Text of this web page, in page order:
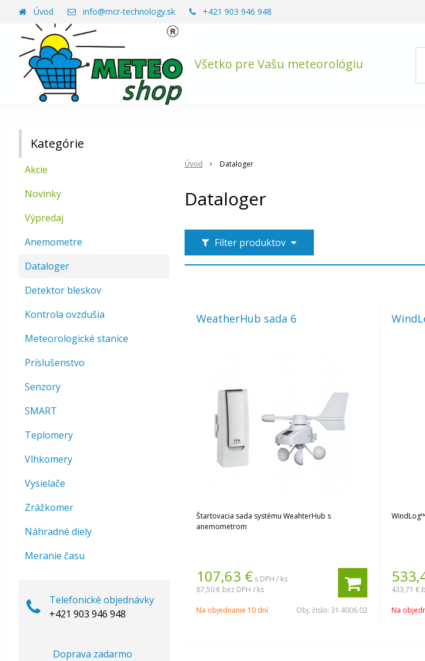
Všetko pre Vašu meteorológiu
Úvod info@mcr-technology.sk +421 903 946 948
Úvod Dataloger
Dataloger
Filter produktov
WeatherHub sada 6
Štartovacia sada systému WeahterHub s
anemometrom
107,63 € s DPH / ks
87,50 € bez DPH / ks
Na objednanie 10 dní Obj. čislo:31.4006.02
433,71 €
Na
Kategórie
Akcie
Novinky
Výpredaj
Anemometre
Dataloger
Detektor bleskov
Kontrola ovzdušia
Meteorologické stanice
Príslušenstvo
Senzory
SMART
Teplomery
Vlhkomery
Vysielače
Zrážkomer
Náhradné diely
Meranie času
Telefonické objednávky
+421 903 946 948
Doprava zadarmo